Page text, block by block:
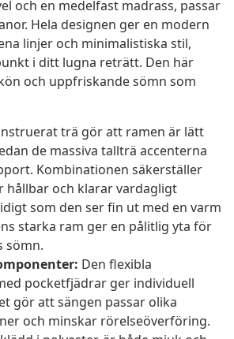
och en medelfast madrass, passar
Hela designen ger en modern
linjer och minimalistiska stil,
i ditt lugna reträtt. Den här
och uppfriskande sömn som
trä gör att ramen är lätt
de massiva tallträ accenterna
Kombinationen säkerställer
hållbar och klarar vardagligt
som den ser fin ut med en varm
starka ram ger en pålitlig yta för
sömn.
Den flexibla
pocketfjädrar ger individuell
gör att sängen passar olika
och minskar rörelseöverföring.